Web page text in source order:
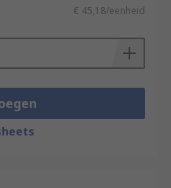
€ 45,18/eenheid